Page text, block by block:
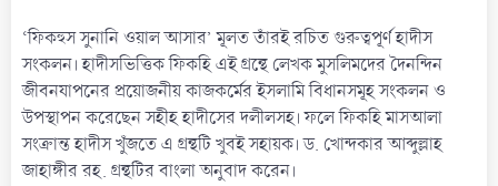
‘ফিকহুস সুনানি ওয়াল আসার’ মূলত তাঁরই রচিত গুরুত্বপূর্ণ হাদীস
সংকলন। হাদীসভিত্তিক ফিকহি এই গ্রন্থে লেখক মুসলিমদের দৈনন্দিন
জীবনযাপনের প্রয়োজনীয় কাজকর্মের ইসলামি বিধানসমূহ সংকলন ও
উপস্থাপন করেছেন সহীহ হাদীসের দলীলসহ। ফলে ফিকহি মাসআলা
সংক্রান্ত হাদীস খুঁজতে এ গ্রন্থটি খুবই সহায়ক। ড. খোন্দকার আব্দুল্লাহ
জাহাঙ্গীর রহ. গ্রন্থটির বাংলা অনুবাদ করেন।